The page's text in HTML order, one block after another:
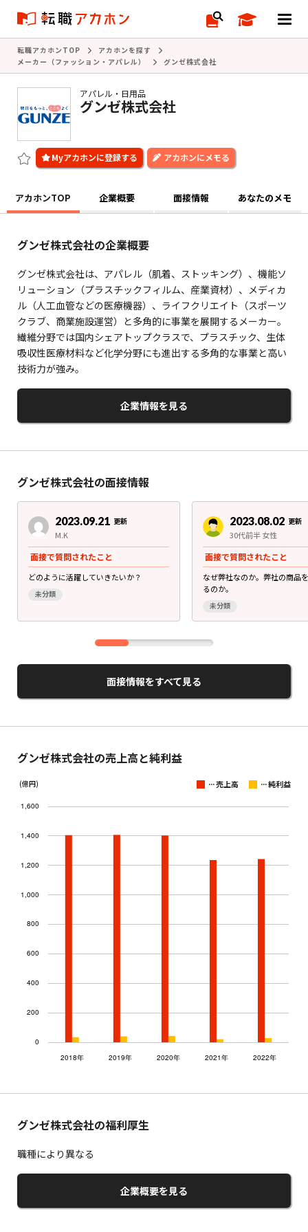
転職アカホンTOP
アカホンを探す
メーカー（ファッション・アパレル）
グンゼ株式会社
アパレル・日用品
グンゼ株式会社
アカホンにメモる
アカホンTOP 企業概要 面接情報 あなたのメモ
グンゼ株式会社の企業概要
グンゼ株式会社は、アパレル（肌着、ストッキング）、機能ソ
リューション（プラスチックフィルム、産業資材）、メディカ
ル（人工血管などの医療機器）、ライフクリエイト（スポーツ
クラブ、商業施設運営）と多角的に事業を展開するメーカー。
繊維分野では国内シェアトップクラスで、プラスチック、生体
吸収性医療材料など化学分野にも進出する多角的な事業と高い
技術力が強み。
企業情報を見る
グンゼ株式会社の面接情報
2023.09.21 更新
M.K
面接で質問されたこと
どのように活躍していきたいか？
未分類
2023.08.02 更新
30代前半 女性
面接で質問されたこと
なぜ弊社なのか。弊社の商品
るのか。
未分類
面接情報をすべて見る
グンゼ株式会社の売上高と純利益
(億円) ...売上高 ...純利益
グンゼ株式会社の福利厚生
職種により異なる
企業概要を見る